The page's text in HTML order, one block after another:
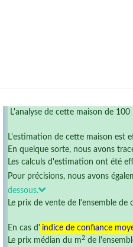
L'analyse de cette maison de 100
L'estimation de cette maison est
En quelque sorte, nous avons
Les calculs d'estimation ont été
Pour précisions, nous avons
dessous.
Le prix de vente de l'ensemble de
En cas d' indice de confiance
Le prix médian du m 2 de